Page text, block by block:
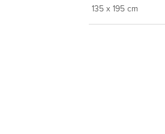
135 x 195 cm